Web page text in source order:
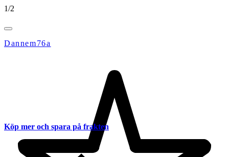
1/2
Dannem76a
Köp mer och spara på frakten